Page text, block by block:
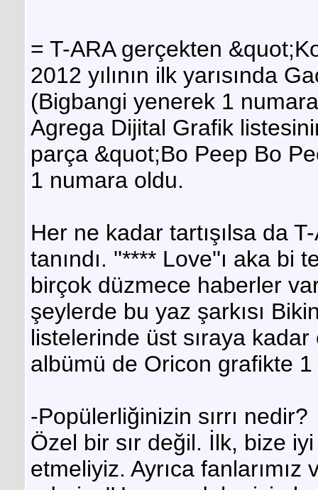
= T-ARA gerçekten
2012 yılının ilk yarısında
(Bigbangi yenerek 1
Agrega Dijital Grafik
parça &quot;Bo Peep Bo
1 numara oldu.
Her ne kadar tartışılsa da
tanındı. ''**** Love''ı aka bi
birçok düzmece haberler
şeylerde bu yaz şarkısı
listelerinde üst sıraya kadar
albümü de Oricon grafikte
-Popülerliğinizin sırrı nedir?
Özel bir sır değil. İlk, bize
etmeliyiz. Ayrıca